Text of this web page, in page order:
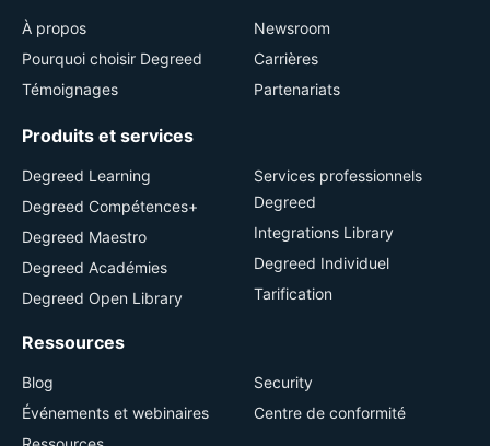
À propos
Pourquoi choisir Degreed
Témoignages
Newsroom
Carrières
Partenariats
Produits et services
Degreed Learning
Degreed Compétences+
Degreed Maestro
Degreed Académies
Degreed Open Library
Services professionnels
Degreed
Integrations Library
Degreed Individuel
Tarification
Ressources
Blog
Événements et webinaires
Security
Centre de conformité